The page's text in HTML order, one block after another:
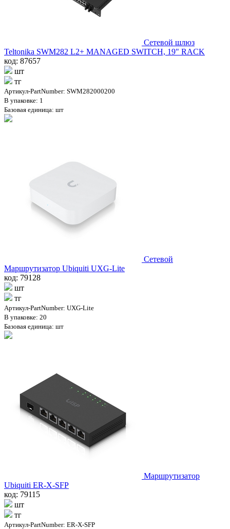
Сетевой шлюз
Teltonika SWM282 L2+ MANAGED SWITCH, 19" RACK
код: 87657
шт
тг
Артикул-PartNumber: SWM282000200
В упаковке: 1
Базовая единица: шт
Сетевой
Маршрутизатор Ubiquiti UXG-Lite
код: 79128
шт
тг
Артикул-PartNumber: UXG-Lite
В упаковке: 20
Базовая единица: шт
Маршрутизатор
Ubiquiti ER-X-SFP
код: 79115
шт
тг
Артикул-PartNumber: ER-X-SFP